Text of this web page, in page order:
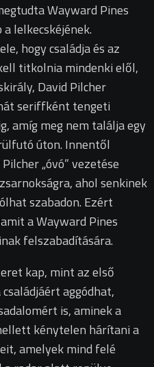
Wayward Pines
lelkecskéjének.
hogy családja és az
titkolnia mindenki elől,
David Pilcher
seriffként tengeti
amíg meg nem találja egy
úton. Innentől
„óvó” vezetése
ahol senkinek
szabadon. Ezért
a Wayward Pines
felszabadítására.
kap, mint az első
aggódhat,
is, aminek a
kénytelen hárítani a
amelyek mind felé